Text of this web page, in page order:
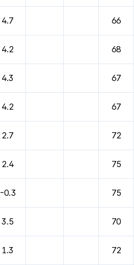
4.7 66
4.2 68
4.3 67
4.2 67
2.7 72
2.4 75
-0.3 75
3.5 70
1.3 72